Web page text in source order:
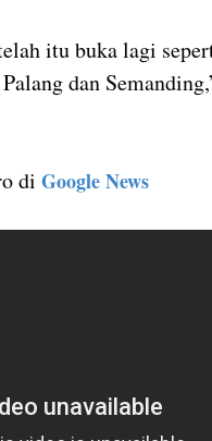
itu buka lagi
dan
di Google News